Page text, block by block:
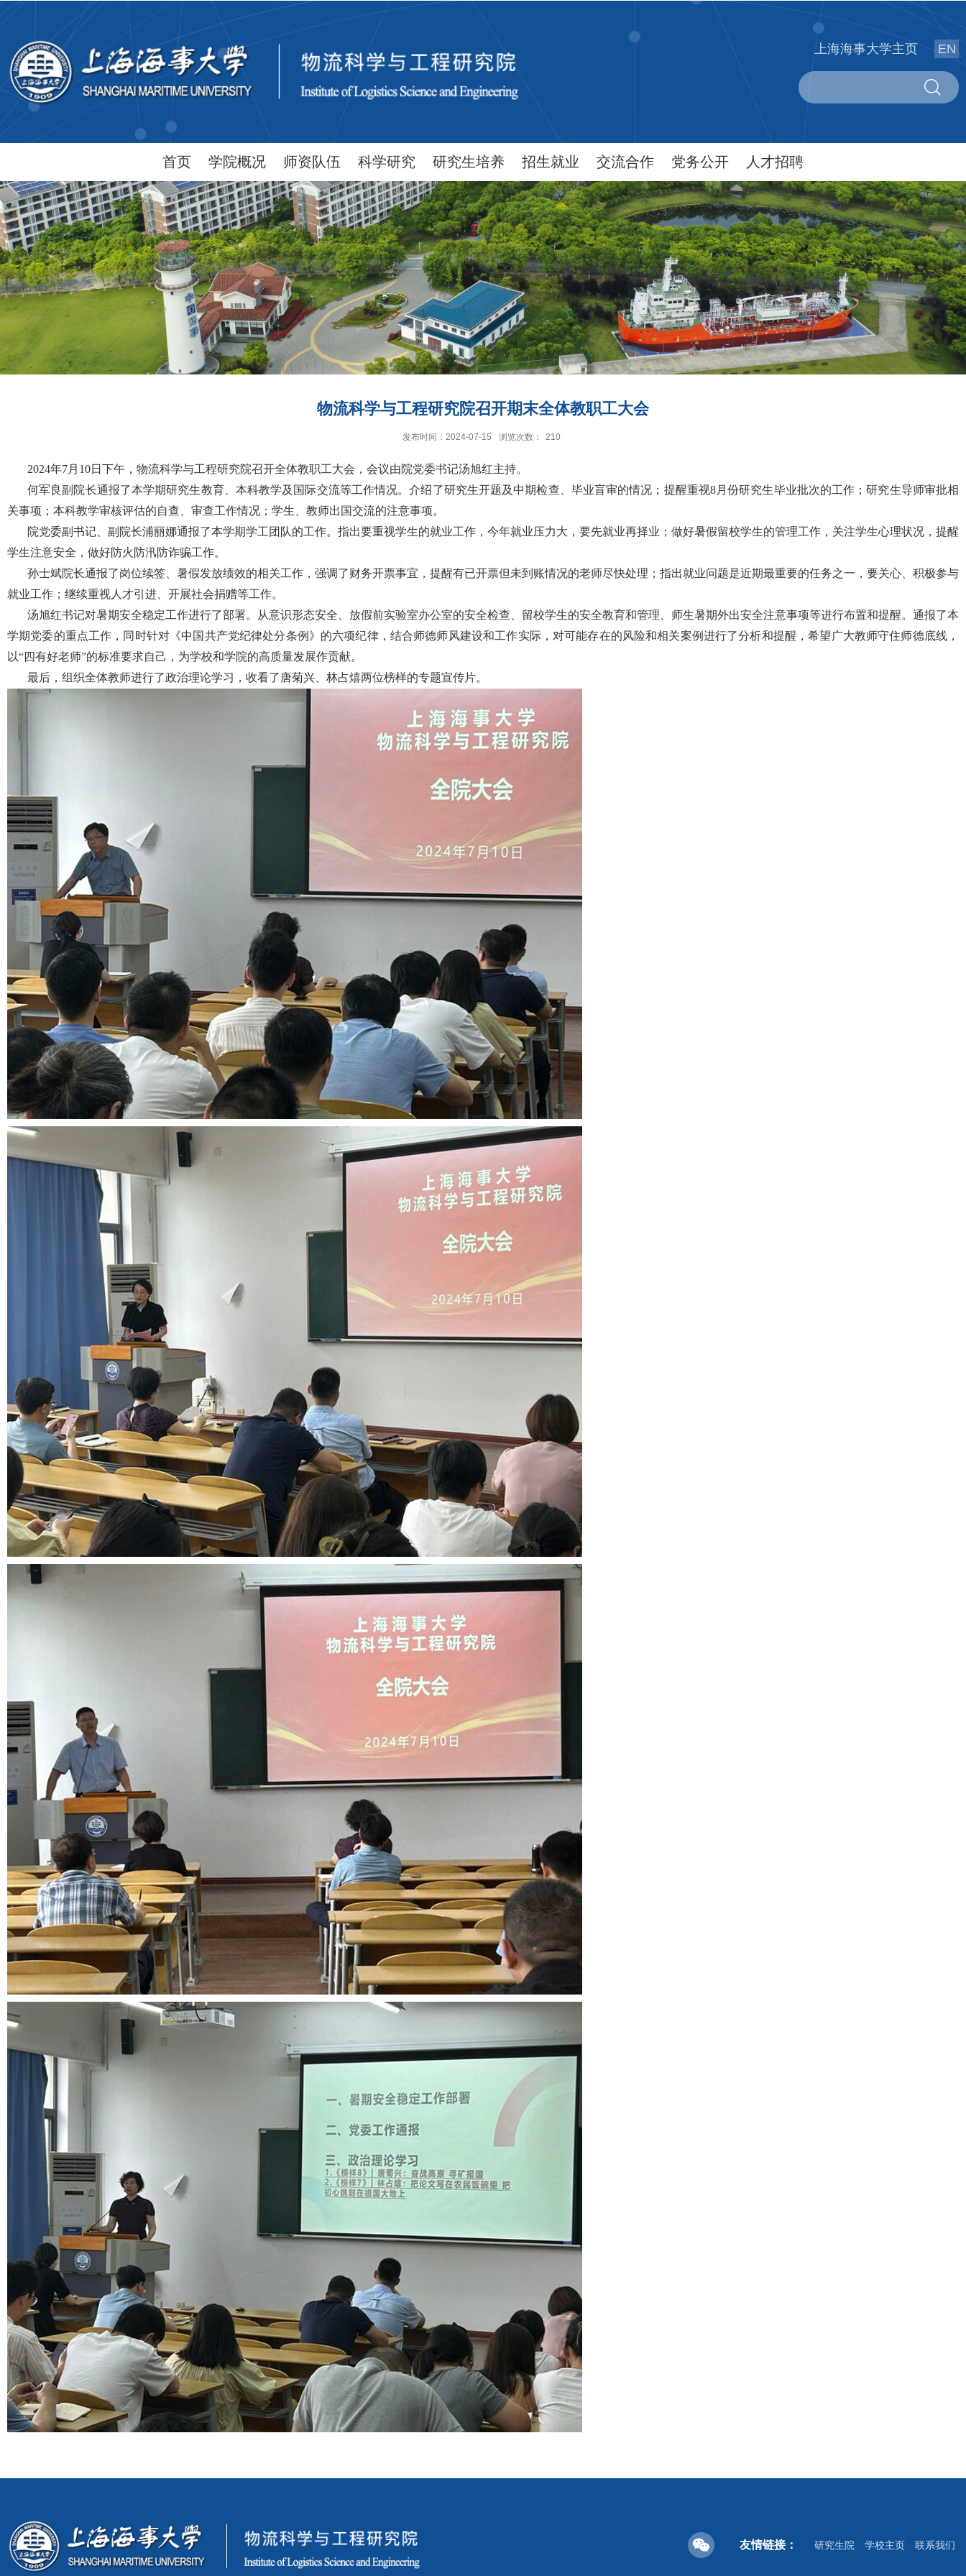
上海海事大学主页 EN
首页 学院概况 师资队伍 科学研究 研究生培养 招生就业 交流合作 党务公开 人才招聘
物流科学与工程研究院召开期末全体教职工大会
发布时间：2024-07-15 浏览次数： 210
2024年7月 10日下午，物流科学与工程研究院召开全体教职工大会 ， 会议由院党委书记汤旭红主持。
何军良副 院长通报了本学期研究生教育、本科教学及国际交流等工作情况。介绍了研究生开题及中期检查、毕业盲审的情况；提醒重视8月份研究生毕业批次的工作；研究生导师审批相
关事项；本科教学审核评估的自查、审查工作情况；学生、教师出国交流的注意事项。
院党委副书记、副院长浦丽娜通报了本学期学工团队的工作。指出要重视学生的就业工作，今年就业压力大，要先就业再择业；做好暑假留校学生的管理工作，关注学生心理状况，提醒
学生注意安全，做好防火防汛防诈骗工作。
孙士斌院长通报了岗位续签、暑假发放绩效的相关工作，强调了财务开票事宜，提醒有已开票但未到账情况的老师尽快处理；指出就业问题是近期最重要的任务之一，要关心、积极参与
就业工作；继续重视人才引进、开展社会捐赠等工作。
汤旭红书记对暑期安全稳定工作进行了部署。从意识形态安全、放假前实验室办公室的安全检查、留校学生的安全教育和管理、师生暑期外出安全注意事项等进行布置和提醒。通报了本
学期党委的重点工作，同时针对《中国共产党纪律处分条例》的六项纪律，结合师德师风建设和工作实际，对可能存在的风险和相关案例进行了分析和提醒，希望广大教师守住师德底线，
以“四有好老师”的标准要求自己，为学校和学院的高质量发展作贡献。
最后，组织全体教师进行了政治理论学习，收看了唐菊兴、林占熺两位榜样的专题宣传片。
友情链接： 研究生院 学校主页 联系我们